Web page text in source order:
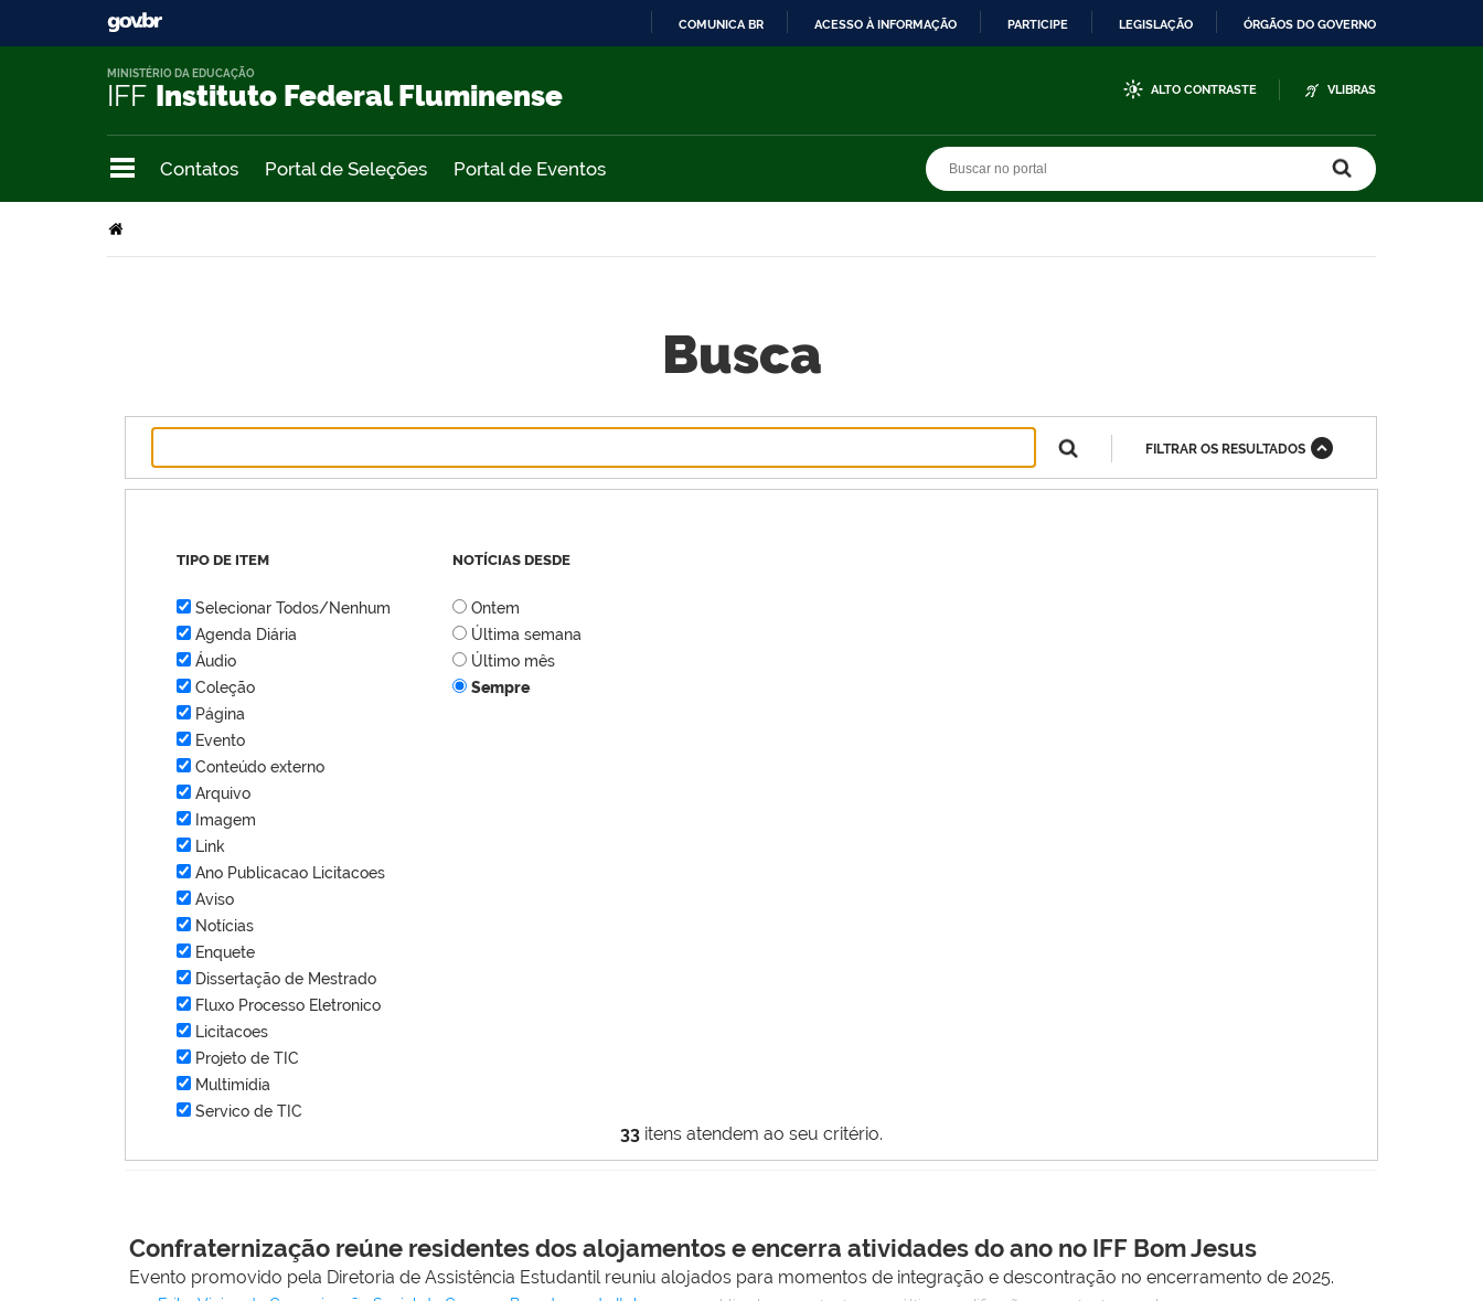
COMUNICA BR ACESSO À INFORMAÇÃO PARTICIPE LEGISLAÇÃO ÓRGÃOS DO GOVERNO
IFF Instituto Federal Fluminense
MINISTÉRIO DA EDUCAÇÃO
ALTO CONTRASTE VLIBRAS
Contatos Portal de Seleções Portal de Eventos
Busca
33 itens atendem ao seu critério.
FILTRAR OS RESULTADOS
TIPO DE ITEM
Selecionar Todos/Nenhum
Agenda Diária
Áudio
Coleção
Página
Evento
Conteúdo externo
Arquivo
Imagem
Link
Ano Publicacao Licitacoes
Aviso
Notícias
Enquete
Dissertação de Mestrado
Fluxo Processo Eletronico
Licitacoes
Projeto de TIC
Multimídia
Servico de TIC
NOTÍCIAS DESDE
Ontem
Última semana
Último mês
Sempre
Confraternização reúne residentes dos alojamentos e encerra atividades do ano no IFF Bom Jesus
Evento promovido pela Diretoria de Assistência Estudantil reuniu alojados para momentos de integração e descontração no encerramento de 2025.